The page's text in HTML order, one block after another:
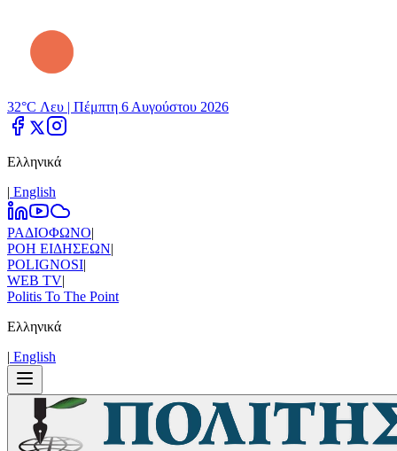
32°C Λευ | Πέμπτη 6 Αυγούστου 2026
Ελληνικά
| Εnglish
ΡΑΔΙΟΦΩΝΟ|
ΡΟΗ ΕΙΔΗΣΕΩΝ|
POLIGNOSI|
WEB TV|
Politis To The Point
Ελληνικά
| Εnglish